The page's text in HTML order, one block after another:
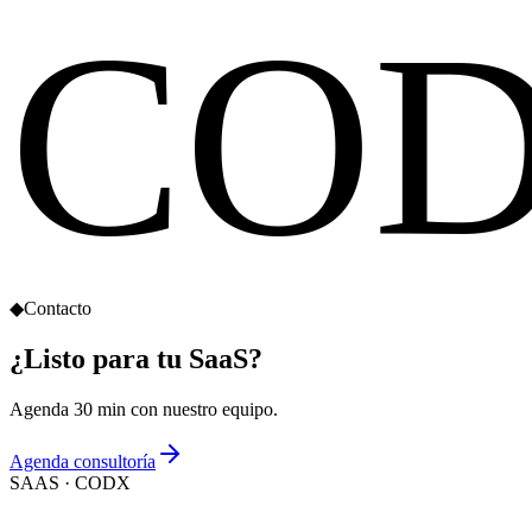
◆Contacto
¿Listo para tu SaaS?
Agenda 30 min con nuestro equipo.
Agenda consultoría
SAAS · CODX